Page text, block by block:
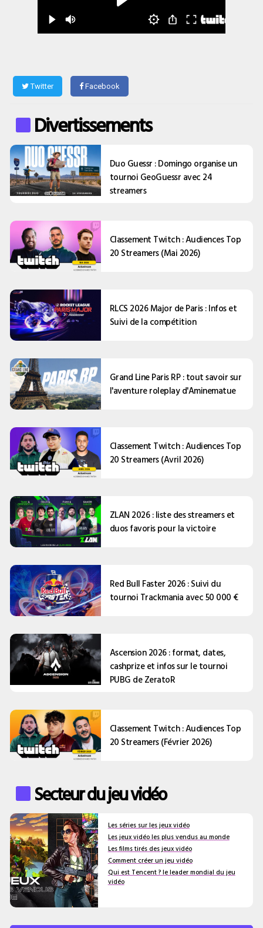
Twitter Facebook
Divertissements
Duo Guessr : Domingo organise un
tournoi GeoGuessr avec 24
streamers
Classement Twitch : Audiences Top
20 Streamers (Mai 2026)
RLCS 2026 Major de Paris : Infos et
Suivi de la compétition
Grand Line Paris RP : tout savoir sur
l'aventure roleplay d'Aminematue
Classement Twitch : Audiences Top
20 Streamers (Avril 2026)
ZLAN 2026 : liste des streamers et
duos favoris pour la victoire
Red Bull Faster 2026 : Suivi du
tournoi Trackmania avec 50 000 €
Ascension 2026 : format, dates,
cashprize et infos sur le tournoi
PUBG de ZeratoR
Classement Twitch : Audiences Top
20 Streamers (Février 2026)
Secteur du jeu vidéo
Les séries sur les jeux vidéo
Les jeux vidéo les plus vendus au monde
Les films tirés des jeux vidéo
Comment créer un jeu vidéo
Qui est Tencent ? le leader mondial du jeu
vidéo